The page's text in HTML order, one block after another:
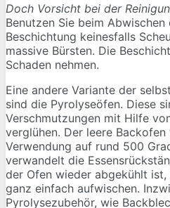
Doch Vorsicht bei der
Benutzen Sie beim
Beschichtung keinesfalls
massive Bürsten. Die
Schaden nehmen.
Eine andere Variante der
sind die Pyrolyseöfen. Diese
Verschmutzungen mit Hilfe
verglühen. Der leere
Verwendung auf rund 500
verwandelt die
der Ofen wieder abgekühlt ist,
ganz einfach aufwischen.
Pyrolysezubehör, wie